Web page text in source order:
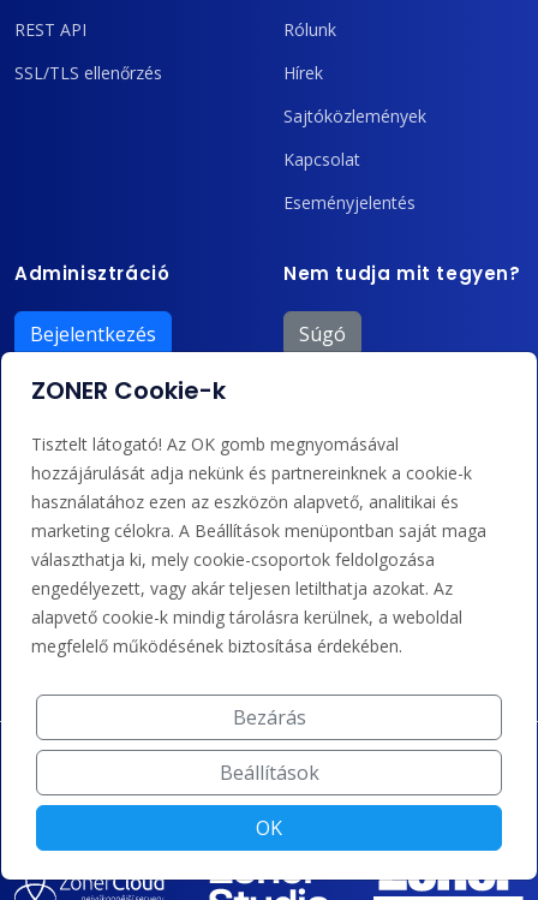
REST API
SSL/TLS ellenőrzés
Rólunk
Hírek
Sajtóközlemények
Kapcsolat
Eseményjelentés
Adminisztráció
Bejelentkezés
Nem tudja mit tegyen?
Súgó
+36 202 343 883
admin@zoner.hu
Elfogadunk kártyás fizetést, Google/Apple Pay-t, banki
átutalást és kreditet.
ZONER Cookie-k
Tisztelt látogató! Az OK gomb megnyomásával
hozzájárulását adja nekünk és partnereinknek a cookie-k
használatához ezen az eszközön alapvető, analitikai és
marketing célokra. A Beállítások menüpontban saját maga
választhatja ki, mely cookie-csoportok feldolgozása
engedélyezett, vagy akár teljesen letilthatja azokat. Az
alapvető cookie-k mindig tárolásra kerülnek, a weboldal
megfelelő működésének biztosítása érdekében.
Bezárás
Beállítások
OK